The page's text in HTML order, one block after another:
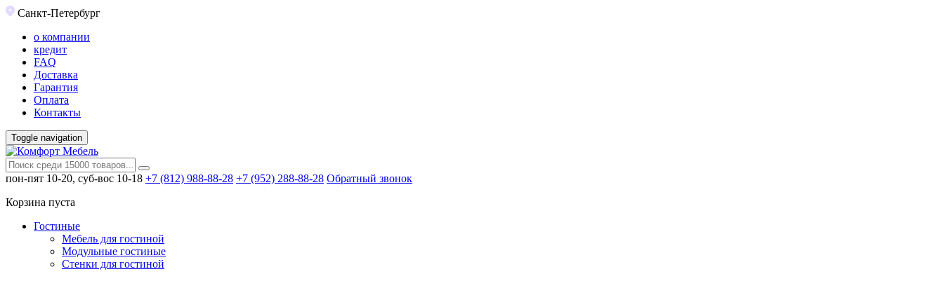
Санкт-Петербург
о компании
кредит
FAQ
Доставка
Гарантия
Оплата
Контакты
Toggle navigation
пон-пят 10-20, суб-вос 10-18 +7 (812) 988-88-28 +7 (952) 288-88-28 Обратный звонок
Корзина пуста
Гостиные
Мебель для гостиной
Модульные гостиные
Стенки для гостиной